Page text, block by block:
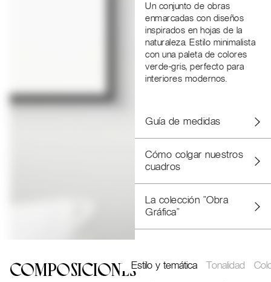
Un conjunto de obras
enmarcadas con diseños
inspirados en hojas de la
naturaleza. Estilo minimalista
con una paleta de colores
verde-gris, perfecto para
interiores modernos.
Guía de medidas
Cómo colgar nuestros
cuadros
La colección "Obra
Gráfica"
COMPOSICIONESEstilo y temática Tonalidad